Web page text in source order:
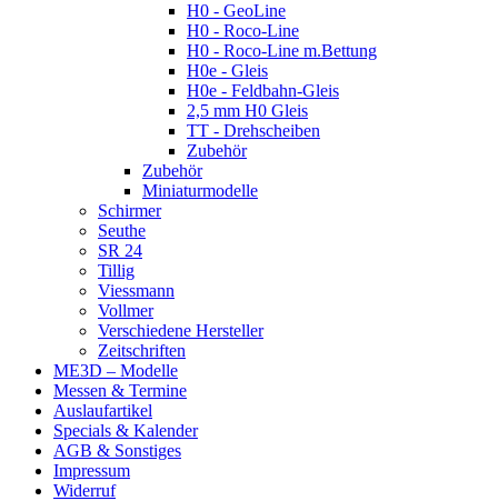
H0 - GeoLine
H0 - Roco-Line
H0 - Roco-Line m.Bettung
H0e - Gleis
H0e - Feldbahn-Gleis
2,5 mm H0 Gleis
TT - Drehscheiben
Zubehör
Zubehör
Miniaturmodelle
Schirmer
Seuthe
SR 24
Tillig
Viessmann
Vollmer
Verschiedene Hersteller
Zeitschriften
ME3D – Modelle
Messen & Termine
Auslaufartikel
Specials & Kalender
AGB & Sonstiges
Impressum
Widerruf